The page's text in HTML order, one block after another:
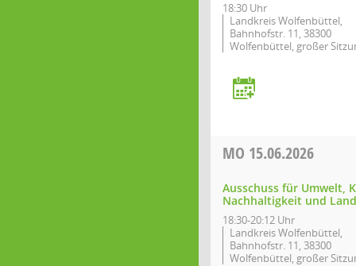
18:30 Uhr
Landkreis Wolfenbüttel,
Bahnhofstr. 11, 38300
Wolfenbüttel, großer
MO 15.06.2026
Ausschuss für Umwelt,
Nachhaltigkeit und
18:30-20:12 Uhr
Landkreis Wolfenbüttel,
Bahnhofstr. 11, 38300
Wolfenbüttel, großer